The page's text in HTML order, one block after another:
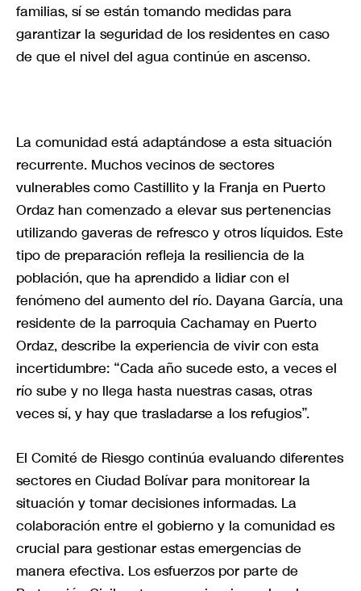
familias, sí se están tomando medidas para
garantizar la seguridad de los residentes en caso
de que el nivel del agua continúe en ascenso.
La comunidad está adaptándose a esta situación
recurrente. Muchos vecinos de sectores
vulnerables como Castillito y la Franja en Puerto
Ordaz han comenzado a elevar sus pertenencias
utilizando gaveras de refresco y otros líquidos. Este
tipo de preparación refleja la resiliencia de la
población, que ha aprendido a lidiar con el
fenómeno del aumento del río. Dayana García, una
residente de la parroquia Cachamay en Puerto
Ordaz, describe la experiencia de vivir con esta
incertidumbre: “Cada año sucede esto, a veces el
río sube y no llega hasta nuestras casas, otras
veces sí, y hay que trasladarse a los refugios”.
El Comité de Riesgo continúa evaluando diferentes
sectores en Ciudad Bolívar para monitorear la
situación y tomar decisiones informadas. La
colaboración entre el gobierno y la comunidad es
crucial para gestionar estas emergencias de
manera efectiva. Los esfuerzos por parte de